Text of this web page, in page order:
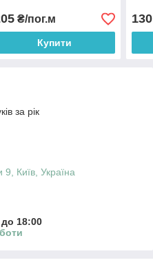
₴/пог.м
Купити
за рік
Київ, Україна
18:00